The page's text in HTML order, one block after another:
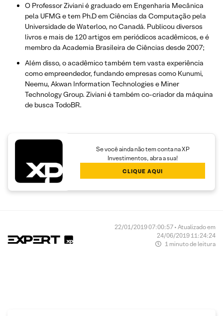
O Professor Ziviani é graduado em Engenharia Mecânica
pela UFMG e tem Ph.D em Ciências da Computação pela
Universidade de Waterloo, no Canadá. Publicou diversos
livros e mais de 120 artigos em periódicos acadêmicos, e é
membro da Academia Brasileira de Ciências desde 2007;
Além disso, o acadêmico também tem vasta experiência
como empreendedor, fundando empresas como Kunumi,
Neemu, Akwan Information Technologies e Miner
Technology Group. Ziviani é também co-criador da máquina
de busca TodoBR.
Se você ainda não tem conta na XP
Investimentos, abra a sua!
CLIQUE AQUI
22/01/2019 07:00:57 • Atualizado em
24/06/2019 11:24:24
1 minuto de leitura